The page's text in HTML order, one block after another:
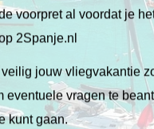
voorpret al voordat je
2Spanje.nl
jouw vliegvakantie
eventuele vragen te
kunt gaan.